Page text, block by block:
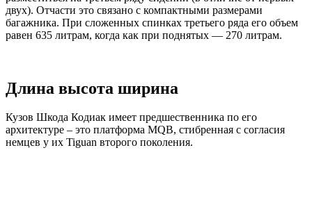
двух). Отчасти это связано с компактными размерами
багажника. При сложенных спинках третьего ряда его объем
равен 635 литрам, когда как при поднятых — 270 литрам.
Длина высота ширина
Кузов Шкода Кодиак имеет предшественника по его
архитектуре – это платформа MQB, стибренная с согласия
немцев у их Tiguan второго поколения.